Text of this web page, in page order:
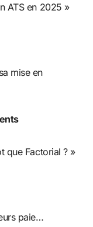
ATS en 2025 »
mise en
que Factorial ? »
paie…